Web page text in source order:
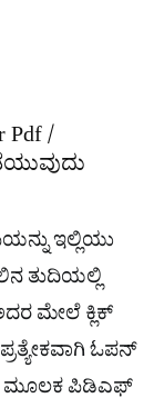
Pdf /
ಇಲ್ಲಿಯು
ತುದಿಯಲ್ಲಿ
ಮೇಲೆ ಕ್ಲಿಕ್
ಓಪನ್​
ಮೂಲಕ ಪಿಡಿಎಫ್​